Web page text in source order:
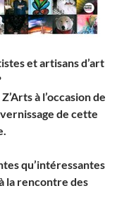
et artisans d’art
à l’occasion de
de cette
qu’intéressantes
la rencontre des